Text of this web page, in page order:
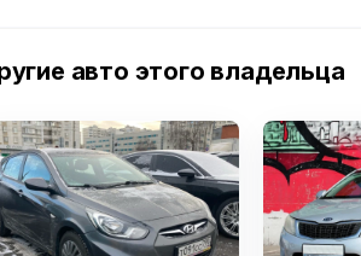
авто этого владельца